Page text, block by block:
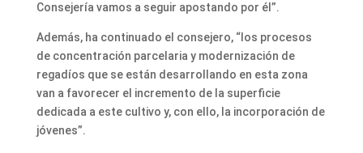
Consejería vamos a seguir apostando por él”.
Además, ha continuado el consejero, “los procesos
de concentración parcelaria y modernización de
regadíos que se están desarrollando en esta zona
van a favorecer el incremento de la superficie
dedicada a este cultivo y, con ello, la incorporación de
jóvenes”.